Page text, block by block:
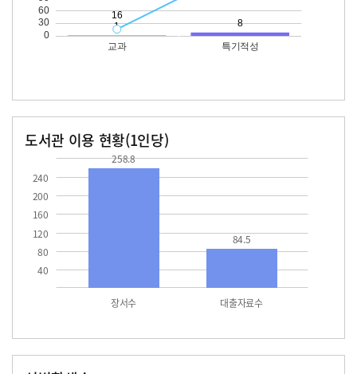
도서관 이용 현황(1인당)
40
80
120
160
200
240
장서수 대출자료수
258.8
84.5